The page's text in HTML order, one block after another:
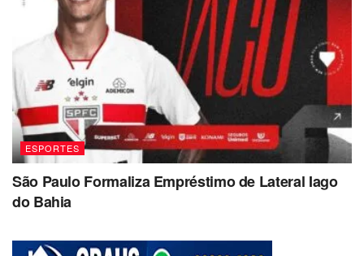
ESPORTES
São Paulo Formaliza Empréstimo de Lateral Iago
do Bahia